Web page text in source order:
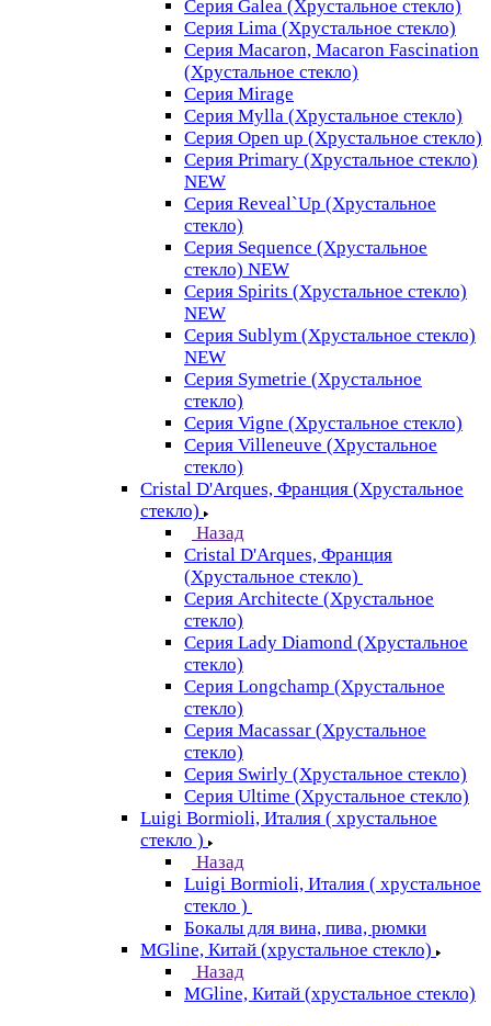
Серия Galea (Хрустальное стекло)
Серия Lima (Хрустальное стекло)
Серия Macaron, Macaron Fascination
(Хрустальное стекло)
Серия Mirage
Серия Mylla (Хрустальное стекло)
Серия Open up (Хрустальное стекло)
Серия Primary (Хрустальное стекло)
NEW
Серия Reveal`Up (Хрустальное
стекло)
Серия Sequence (Хрустальное
стекло) NEW
Серия Spirits (Хрустальное стекло)
NEW
Серия Sublym (Хрустальное стекло)
NEW
Серия Symetrie (Хрустальное
стекло)
Серия Vigne (Хрустальное стекло)
Серия Villeneuve (Хрустальное
стекло)
Cristal D'Arques, Франция (Хрустальное
стекло)
Назад
Cristal D'Arques, Франция
(Хрустальное стекло)
Серия Architecte (Хрустальное
стекло)
Серия Lady Diamond (Хрустальное
стекло)
Серия Longchamp (Хрустальное
стекло)
Серия Macassar (Хрустальное
стекло)
Серия Swirly (Хрустальное стекло)
Серия Ultime (Хрустальное стекло)
Luigi Bormioli, Италия ( хрустальное
стекло )
Назад
Luigi Bormioli, Италия ( хрустальное
стекло )
Бокалы для вина, пива, рюмки
MGline, Китай (хрустальное стекло)
Назад
MGline, Китай (хрустальное стекло)